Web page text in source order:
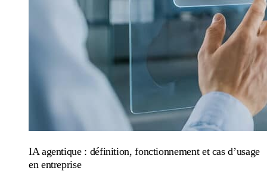
IA agentique : définition, fonctionnement et cas d’usage
en entreprise